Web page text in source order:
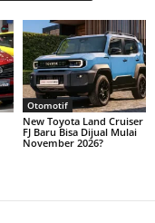
Otomotif
New Toyota Land Cruiser
FJ Baru Bisa Dijual Mulai
November 2026?